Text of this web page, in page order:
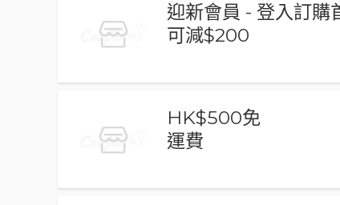
迎新會員 - 登入訂購
可減$200
HK$500免
運費